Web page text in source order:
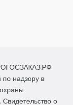
надзору в
Свидетельство о